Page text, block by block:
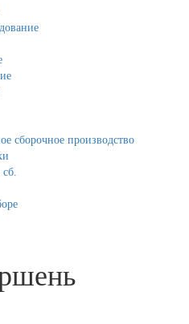
сборочное производство
сб.